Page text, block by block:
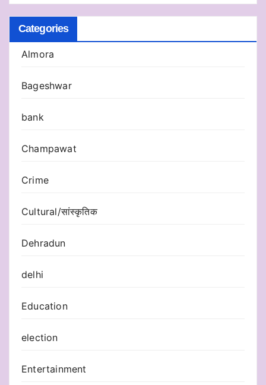
Categories
Almora
Bageshwar
bank
Champawat
Crime
Cultural/सांस्कृतिक
Dehradun
delhi
Education
election
Entertainment